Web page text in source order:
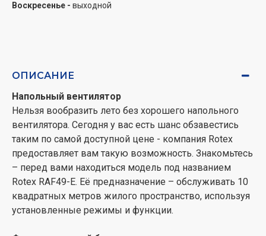
Воскресенье - выходной
ОПИСАНИЕ
Напольный вентилятор
Нельзя вообразить лето без хорошего напольного
вентилятора. Сегодня у вас есть шанс обзавестись
таким по самой доступной цене - компания Rotex
предоставляет вам такую возможность. Знакомьтесь
– перед вами находиться модель под названием
Rotex RAF49-E. Её предназначение – обслуживать 10
квадратных метров жилого пространство, используя
установленные режимы и функции.